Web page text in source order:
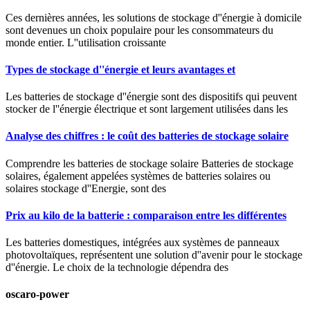
Ces dernières années, les solutions de stockage d''énergie à domicile
sont devenues un choix populaire pour les consommateurs du
monde entier. L''utilisation croissante
Types de stockage d''énergie et leurs avantages et
Les batteries de stockage d''énergie sont des dispositifs qui peuvent
stocker de l''énergie électrique et sont largement utilisées dans les
Analyse des chiffres : le coût des batteries de stockage solaire
Comprendre les batteries de stockage solaire Batteries de stockage
solaires, également appelées systèmes de batteries solaires ou
solaires stockage d''Energie, sont des
Prix au kilo de la batterie : comparaison entre les différentes
Les batteries domestiques, intégrées aux systèmes de panneaux
photovoltaïques, représentent une solution d''avenir pour le stockage
d''énergie. Le choix de la technologie dépendra des
oscaro-power